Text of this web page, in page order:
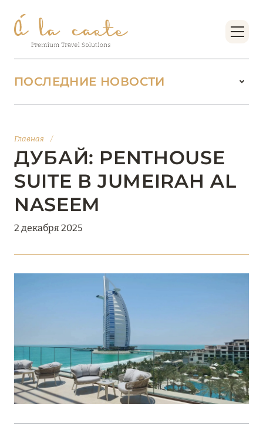
Главная /
ДУБАЙ: PENTHOUSE
SUITE В JUMEIRAH AL
NASEEM
2 декабря 2025
ПОСЛЕДНИЕ НОВОСТИ
БУТИК-КУРОРТЫ МАЛЬДИВСКИХ ОСТРОВОВ
ОТ VERSA COLLECTION
Подробнее
01 июня 2026
JUMEIRAH OLHAHALI ISLAND MALDIVES: ВАШ
THE ST. REGIS MALDIVES VOMMULI:
МАНИФЕСТ ЭСТЕТИКИ В САМОМ СЕРДЦЕ
ОКЕАНА
Подробнее